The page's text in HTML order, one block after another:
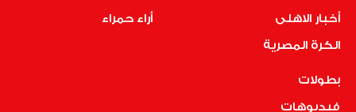
أخبار الاهلى
الكرة المصرية
أراء حمراء
بطولات
فيديوهات